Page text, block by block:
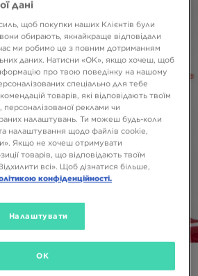
дані
щоб покупки наших Клієнтів були
обирають, якнайкраще відповідали
ми робимо це з повним дотриманням
даних. Натисни «OK», якщо хочеш, щоб
про твою поведінку на нашому
спеціально для тебе
товарів, які відповідають твоїм
персоналізованої реклами чи
налаштувань. Ти можеш будь-коли
налаштування щодо файлів cookie,
Якщо не хочеш отримувати
товарів, що відповідають твоїм
всі». Щоб дізнатися більше,
конфіденційності.
Налаштувати
OK